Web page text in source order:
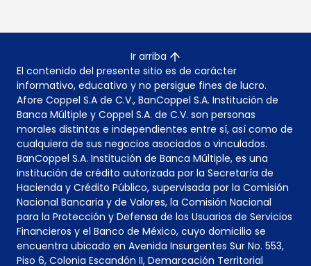
Ir arriba
El contenido del presente sitio es de carácter
informativo, educativo y no persigue fines de lucro.
Afore Coppel S.A de C.V., BanCoppel S.A. Institución de
Banca Múltiple y Coppel S.A. de C.V. son personas
morales distintas e independientes entre sí, así como de
cualquiera de sus negocios asociados o vinculados.
BanCoppel S.A. Institución de Banca Múltiple, es una
institución de crédito autorizada por la Secretaría de
Hacienda y Crédito Público, supervisada por la Comisión
Nacional Bancaria y de Valores, la Comisión Nacional
para la Protección y Defensa de los Usuarios de Servicios
Financieros y el Banco de México, cuyo domicilio se
encuentra ubicado en Avenida Insurgentes Sur No. 553,
Piso 6, Colonia Escandón II, Demarcación Territorial